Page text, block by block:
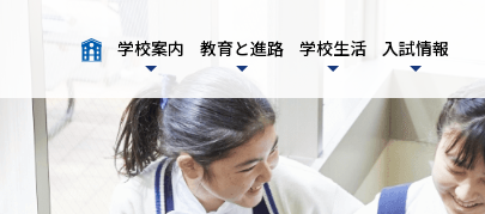
学校案内 教育と進路 学校生活 入試情報